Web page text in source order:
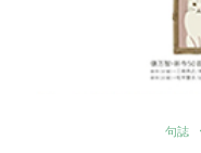
句誌